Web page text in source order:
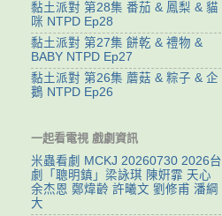
黏土派對 第28集 番茄 & 鳳梨 & 貓
咪 NTPD Ep28
黏土派對 第27集 餅乾 & 禮物 &
BABY NTPD Ep27
黏土派對 第26集 蘑菇 & 粽子 & 企
鵝 NTPD Ep26
一起看電視 戲劇資訊
米蟲看劇 MCKJ 20260730 2026台
劇「聰明鎮」梁詠琪 陳姸霏 天心
余杰恩 鄭煒齡 許曦文 劉修甫 潘綱
大